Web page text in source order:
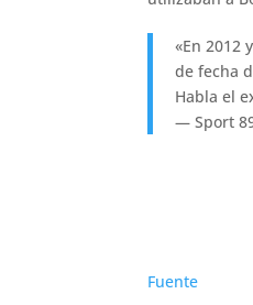
«En 2012
de fecha
Habla el
— Sport
Fuente